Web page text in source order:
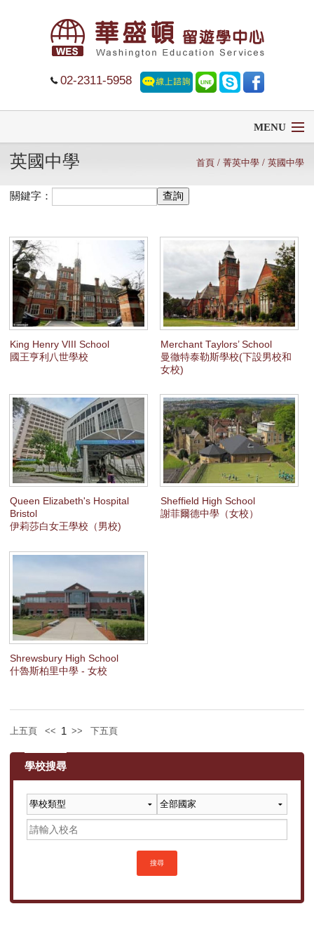
02-2311-5958
MENU
首頁
留學
菁英中學
大學排名
服務項目
常見問題
訊息公告
代辦感言
金榜
英國中學 首頁/ 菁英中學/ 英國中學
關鍵字：
King Henry VIII School
國王亨利八世學校
Merchant Taylors’ School
曼徹特泰勒斯學校(下設男校和
女校)
Queen Elizabeth's Hospital
Bristol
伊莉莎白女王學校（男校)
Sheffield High School
謝菲爾德中學（女校）
Shrewsbury High School
什魯斯柏里中學 - 女校
上五頁 << 1 >> 下五頁
學校搜尋
搜尋